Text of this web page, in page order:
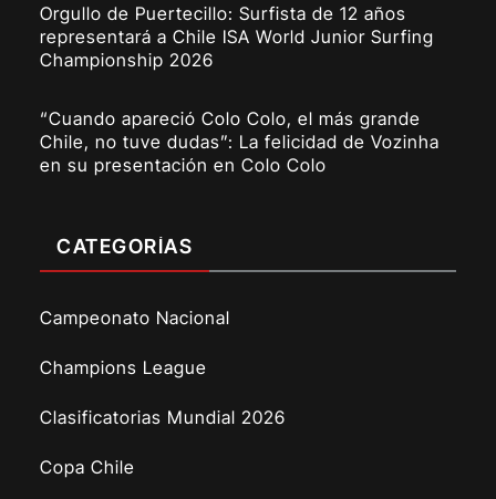
Orgullo de Puertecillo: Surfista de 12 años
representará a Chile ISA World Junior Surfing
Championship 2026
“Cuando apareció Colo Colo, el más grande
Chile, no tuve dudas”: La felicidad de Vozinha
en su presentación en Colo Colo
CATEGORÍAS
Campeonato Nacional
Champions League
Clasificatorias Mundial 2026
Copa Chile